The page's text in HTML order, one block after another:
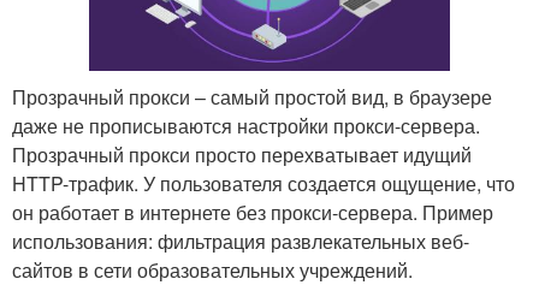
Прозрачный прокси – самый простой вид, в браузере
даже не прописываются настройки прокси-сервера.
Прозрачный прокси просто перехватывает идущий
HTTP-трафик. У пользователя создается ощущение, что
он работает в интернете без прокси-сервера. Пример
использования: фильтрация развлекательных веб-
сайтов в сети образовательных учреждений.